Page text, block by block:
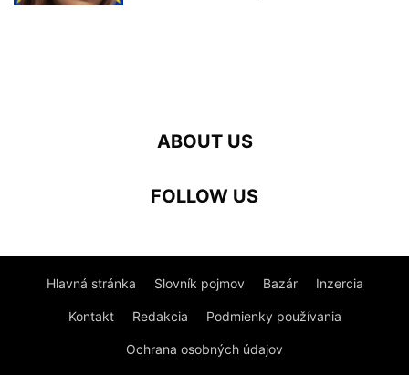
ABOUT US
FOLLOW US
Hlavná stránka Slovník pojmov Bazár Inzercia
Kontakt Redakcia Podmienky používania
Ochrana osobných údajov